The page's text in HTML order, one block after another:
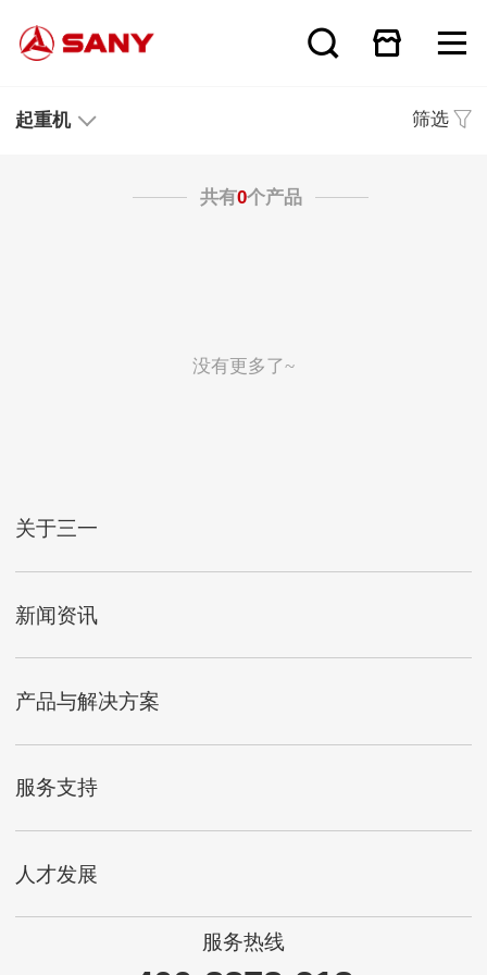
起重机 筛选
共有0个产品
没有更多了~
关于三一
新闻资讯
产品与解决方案
服务支持
人才发展
服务热线